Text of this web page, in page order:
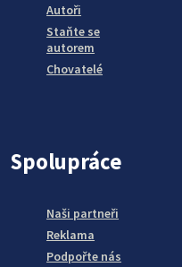
Autoři
Staňte se
autorem
Chovatelé
Spolupráce
Naši partneři
Reklama
Podpořte nás